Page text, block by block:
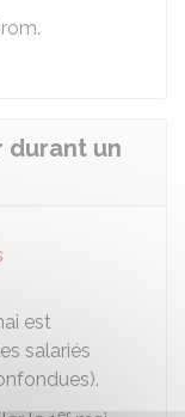
.
durant un
est
salariés